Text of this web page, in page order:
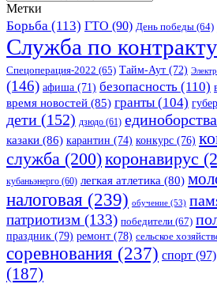
Метки
Борьба (113) ГТО (90) День победы (64)
Служба по контракту
Спецоперация-2022 (65) Тайм-Аут (72)
(146) афиша (71) безопасность (110)
время новостей (85) гранты (104)
дети (152) дзюдо (61) единоборства
казаки (86) карантин (74) конкурс (76)
служба (200)коронавирус
кубаньэнерго (60) легкая атлетика (80)
налоговая (239) обучение (53)
патриотизм (133) победители (67)
праздник (79) ремонт (78) сельское
соревнования (237) спорт (97)
(187)